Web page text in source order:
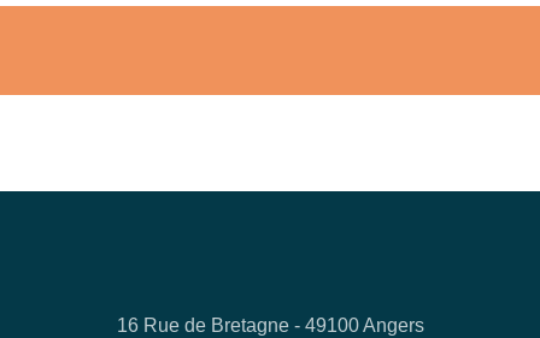
16 Rue de Bretagne - 49100 Angers